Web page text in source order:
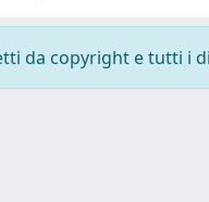
da copyright e tutti i